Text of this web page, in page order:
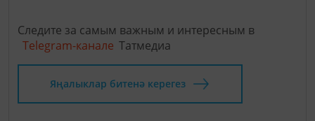
Следите за самым важным и интересным в
Telegram-канале Татмедиа
Яңалыклар битенә керегез